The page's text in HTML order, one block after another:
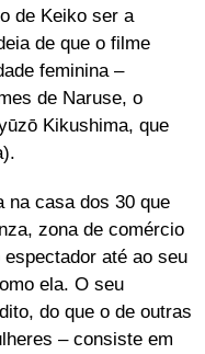
de Keiko ser a
de que o filme
feminina –
de Naruse, o
Kikushima, que
na casa dos 30 que
zona de comércio
até ao seu
ela. O seu
do que o de outras
– consiste em